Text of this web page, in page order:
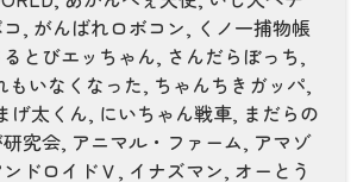
, がんばれロボコン, くノ一捕物帳
るとびエッちゃん, さんだらぼっち,
いなくなった, ちゃんちきガッパ,
げ太くん, にいちゃん戦車, まだらの
究会, アニマル・ファーム, アマゾ
ンドロイドＶ, イナズマン, オーとう